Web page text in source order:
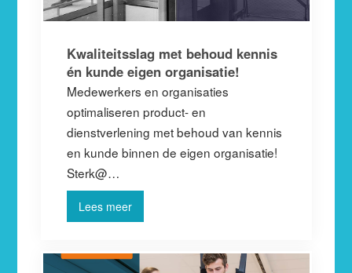
Kwaliteitsslag met behoud kennis
én kunde eigen organisatie!
Medewerkers en organisaties
optimaliseren product- en
dienstverlening met behoud van kennis
en kunde binnen de eigen organisatie!
Sterk@…
Lees meer